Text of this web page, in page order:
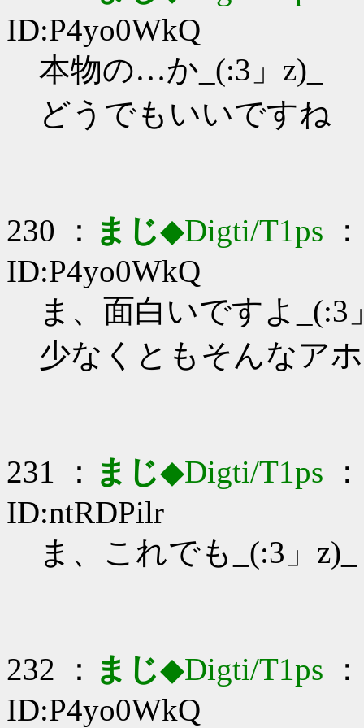
ID:P4yo0WkQ
本物の…か_(:3」z)_
どうでもいいですね
230 ： まじ◆Digti/T1ps
ID:P4yo0WkQ
ま、面白いですよ_(:3
少なくともそんなア
231 ： まじ◆Digti/T1ps
ID:ntRDPilr
ま、これでも_(:3」z)_
232 ： まじ◆Digti/T1ps
ID:P4yo0WkQ